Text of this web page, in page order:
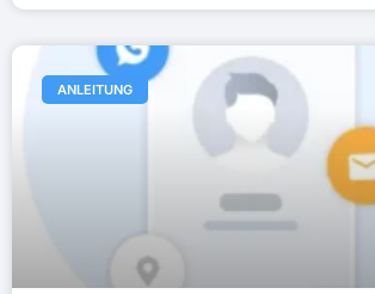
ANLEITUNG